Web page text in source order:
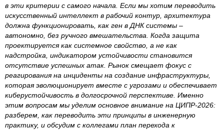
в эти критерии с самого начала. Если мы хотим переводить
искусственный интеллект в рабочий контур, архитектура
должна функционировать, как ген в ДНК системы –
автономно, без ручного вмешательства. Когда защита
проектируется как системное свойство, а не как
надстройка, индикатором устойчивости становится
отсутствие успешных атак. Рынок смещает фокус с
реагирования на инциденты на создание инфраструктуры,
которая эволюционирует вместе с угрозами и обеспечивает
киберустойчивость в долгосрочной перспективе. Именно
этим вопросам мы уделим основное внимание на ЦИПР-2026:
разберем, как переводить эти принципы в инженерную
практику, и обсудим с коллегами план перехода к